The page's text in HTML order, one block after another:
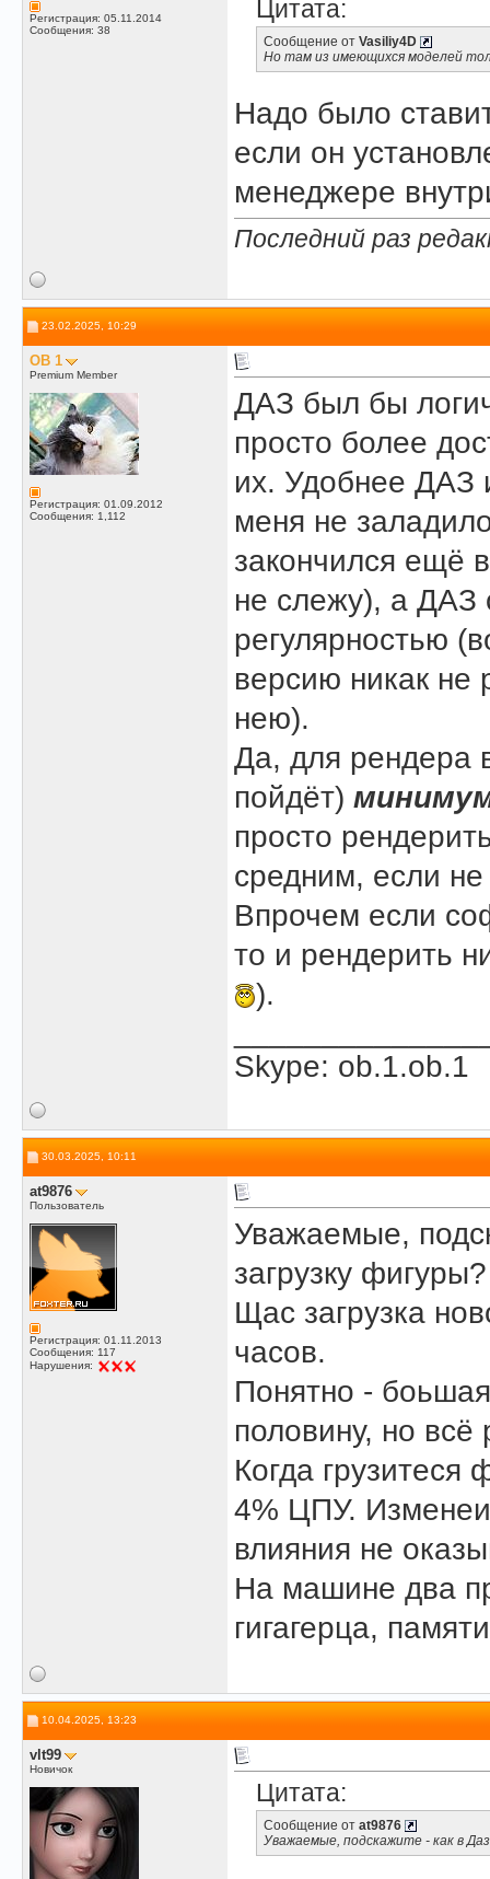
Регистрация: 05.11.2014
Сообщения: 38
Цитата:
Сообщение от Vasiliy4D
Но там из имеющихся моделей
Надо было
если он
менеджере
Последний раз
23.02.2025, 10:29
OB 1
Premium Member
Регистрация: 01.09.2012
Сообщения: 1,112
ДАЗ был бы
просто более
их. Удобнее ДАЗ
меня не
закончился ещё
не слежу), а ДАЗ
регулярностью
версию никак не
нею).
Да, для рендера
пойдёт)
просто
средним, если
Впрочем если
то и рендерить
).
Skype: ob.1.ob.1
30.03.2025, 10:11
at9876
Пользователь
Регистрация: 01.11.2013
Сообщения: 117
Нарушения:
Уважаемые,
загрузку фигуры?
Щас загрузка
часов.
Понятно -
половину, но всё
Когда грузитеся
4% ЦПУ.
влияния не
На машине два
гигагерца,
10.04.2025, 13:23
vlt99
Новичок
Цитата:
Сообщение от at9876
Уважаемые, подскажите - как в